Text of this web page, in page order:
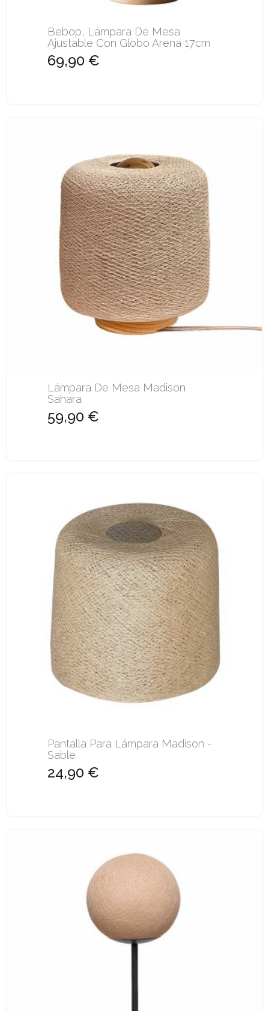
Bebop, Lámpara De Mesa
Ajustable Con Globo Arena 17cm
69,90 €
Lámpara De Mesa Madison
Sahara
59,90 €
Pantalla Para Lámpara Madison -
Sable
24,90 €